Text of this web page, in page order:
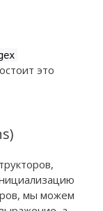
это
мы можем